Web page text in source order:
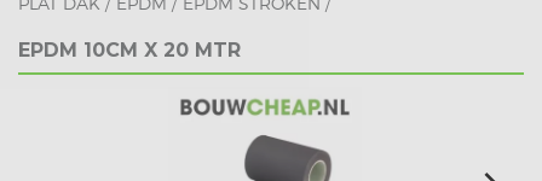
EPDM 10CM X 20 MTR